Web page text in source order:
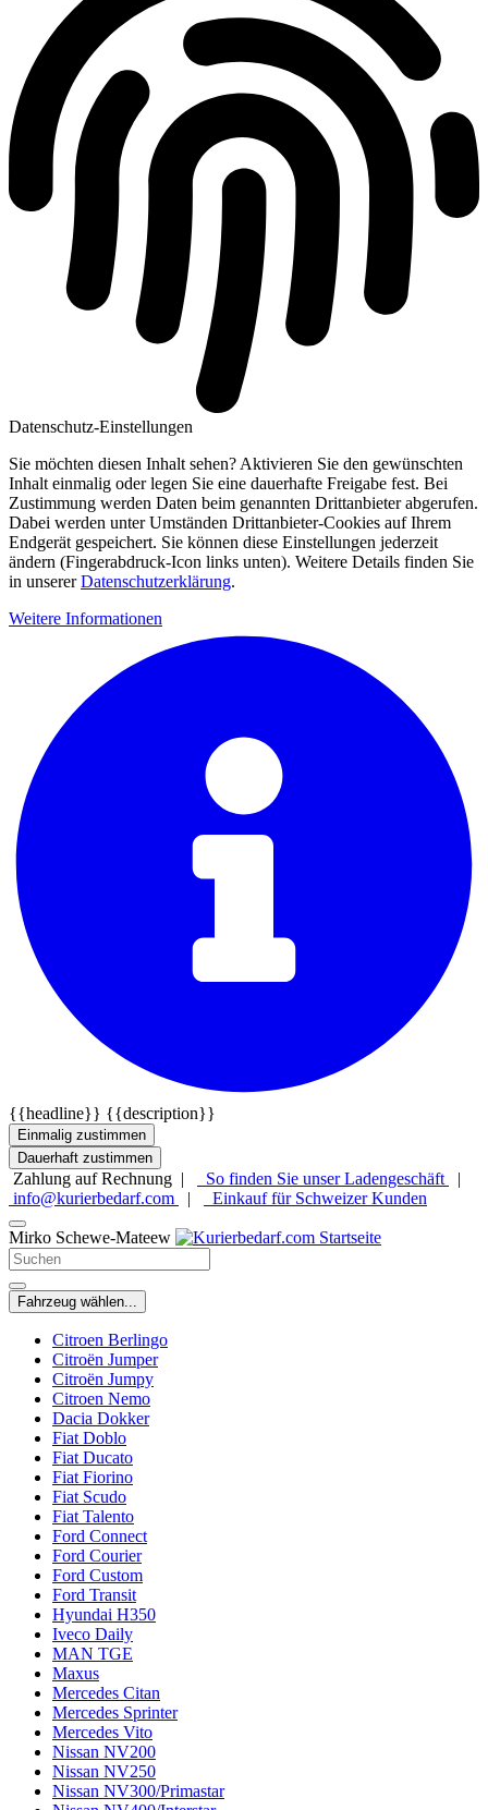
Datenschutz-Einstellungen
Sie möchten diesen Inhalt sehen? Aktivieren Sie den gewünschten
Inhalt einmalig oder legen Sie eine dauerhafte Freigabe fest. Bei
Zustimmung werden Daten beim genannten Drittanbieter abgerufen.
Dabei werden unter Umständen Drittanbieter-Cookies auf Ihrem
Endgerät gespeichert. Sie können diese Einstellungen jederzeit
ändern (Fingerabdruck-Icon links unten). Weitere Details finden Sie
in unsererDatenschutzerklärung.
Weitere Informationen
{{headline}} {{description}}
Einmalig zustimmen
Dauerhaft zustimmen
Zahlung auf Rechnung | So finden Sie unser Ladengeschäft
|
info@kurierbedarf.com
| Einkauf für Schweizer Kunden
Mirko Schewe-Mateew
Fahrzeug wählen...
Citroen Berlingo
Citroën Jumper
Citroën Jumpy
Citroen Nemo
Dacia Dokker
Fiat Doblo
Fiat Ducato
Fiat Fiorino
Fiat Scudo
Fiat Talento
Ford Connect
Ford Courier
Ford Custom
Ford Transit
Hyundai H350
Iveco Daily
MAN TGE
Maxus
Mercedes Citan
Mercedes Sprinter
Mercedes Vito
Nissan NV200
Nissan NV250
Nissan NV300/Primastar